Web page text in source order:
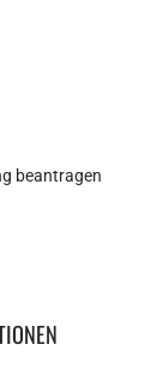
beantragen